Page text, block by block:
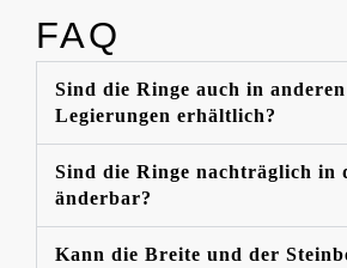
FAQ
Sind die Ringe auch in anderen
Legierungen erhältlich?
Sind die Ringe nachträglich in
änderbar?
Kann die Breite und der